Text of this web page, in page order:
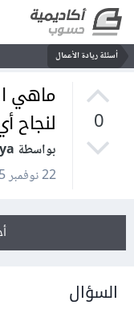
أسئلة ريادة الأعمال
0
ماهي
لنجاح
بواسطة AbuZakariya
22 نوفمبر 2015
السؤال